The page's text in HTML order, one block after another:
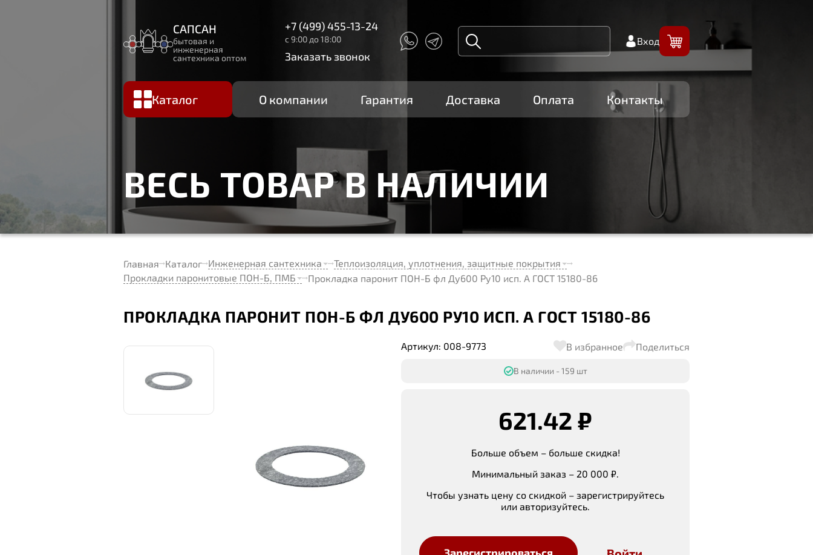
САПСАН
бытовая и
инженерная
сантехника оптом
+7 (499) 455-13-24
с 9:00 до 18:00
Заказать звонок
Вход
Каталог О компании Гарантия Доставка Оплата Контакты
ВЕСЬ ТОВАР В НАЛИЧИИ
Главная Каталог Инженерная сантехника
Теплоизоляция, уплотнения, защитные покрытия
Прокладки паронитовые ПОН-Б, ПМБ
Прокладка паронит ПОН-Б фл Ду600 Ру10 исп. А ГОСТ 15180-86
ПРОКЛАДКА ПАРОНИТ ПОН-Б ФЛ ДУ600 РУ10 ИСП. А ГОСТ 15180-86
Артикул: 008-9773 В избранное Поделиться
В наличии - 159 шт
621.42 ₽
Больше объем – больше скидка!
Минимальный заказ – 20 000 ₽.
Чтобы узнать цену со скидкой – зарегистрируйтесь
или авторизуйтесь.